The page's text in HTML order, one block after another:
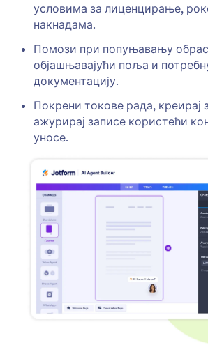
условима за лиценцирање,
накнадама.
Помози при попуњавању
објашњавајући поља и
документацију.
Покрени токове рада, креирај
ажурирај записе користећи
уносе.